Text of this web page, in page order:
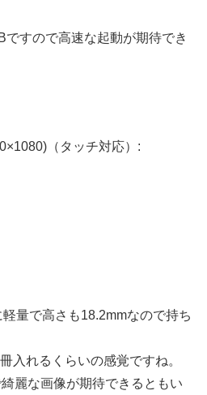
ですので高速な起動が期待でき
（タッチ対応）:
量で高さも18.2mmなので持ち
入れるくらいの感覚ですね。
麗な画像が期待できるともい